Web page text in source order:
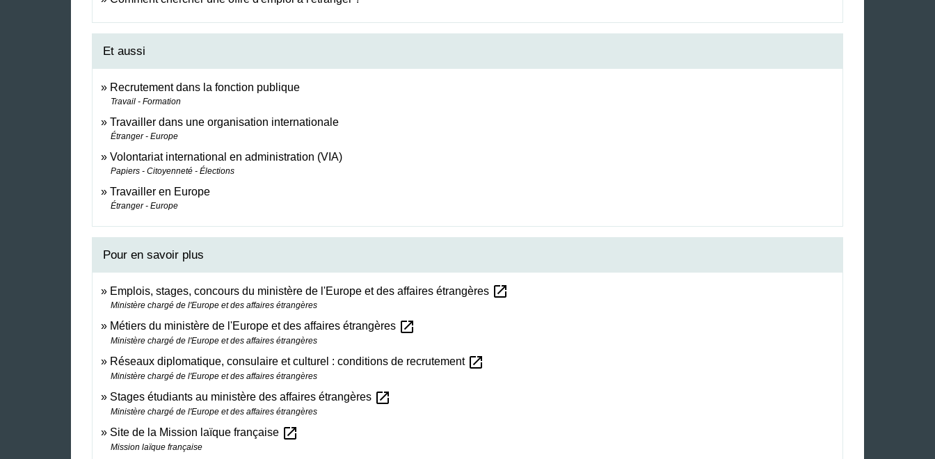
Et aussi
Recrutement dans la fonction publique
Travail - Formation
Travailler dans une organisation internationale
Étranger - Europe
Volontariat international en administration (VIA)
Papiers - Citoyenneté - Élections
Travailler en Europe
Étranger - Europe
Pour en savoir plus
Emplois, stages, concours du ministère de l'Europe et des affaires étrangères open_in_new
Ministère chargé de l'Europe et des affaires étrangères
Métiers du ministère de l'Europe et des affaires étrangères open_in_new
Ministère chargé de l'Europe et des affaires étrangères
Réseaux diplomatique, consulaire et culturel : conditions de recrutement open_in_new
Ministère chargé de l'Europe et des affaires étrangères
Stages étudiants au ministère des affaires étrangères open_in_new
Ministère chargé de l'Europe et des affaires étrangères
Site de la Mission laïque française open_in_new
Mission laïque française